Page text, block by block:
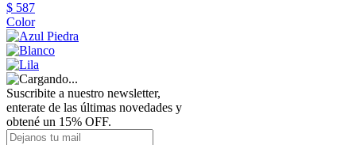
$ 587
Color
Suscribite a nuestro newsletter,
enterate de las últimas novedades y
obtené un 15% OFF.